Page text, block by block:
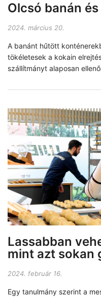
Olcsó banán
2024. március 20.
A banánt hűtött
tökéletesek a kokain
szállítmányt alaposan
Lassabban
mint azt sokan
2024. február 16.
Egy tanulmány szerint a